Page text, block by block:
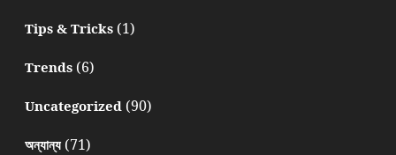
Tips & Tricks(1)
Trends(6)
Uncategorized(90)
অন্যান্য(71)